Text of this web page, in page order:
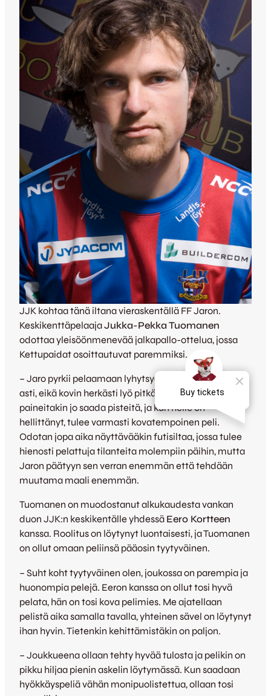
JJK kohtaa tänä iltana vieraskentällä FF Jaron.
KeskikenttäpelaajaJukka-Pekka Tuomanen
odottaa yleisöönmenevää jalkapallo-ottelua, jossa
Kettupaidat osoittautuvat paremmiksi.
– Jaro pyrkii pelaamaan lyhytsyöttöpeliä viimeiseen
asti, eikä kovin herkästi lyö pitkää. Siellä on vähän
paineitakin jo saada pisteitä, ja kun helle on
hellittänyt, tulee varmasti kovatempoinen peli.
Odotan jopa aika näyttävääkin futisiltaa, jossa tulee
hienosti pelattuja tilanteita molempiin päihin, mutta
Jaron päätyyn sen verran enemmän että tehdään
muutama maali enemmän.
Tuomanen on muodostanut alkukaudesta vankan
duon JJK:n keskikentälle yhdessä Eero Kortteen
kanssa. Roolitus on löytynyt luontaisesti, ja Tuomanen
on ollut omaan peliinsä pääosin tyytyväinen.
– Suht koht tyytyväinen olen, joukossa on parempia ja
huonompia pelejä. Eeron kanssa on ollut tosi hyvä
pelata, hän on tosi kova pelimies. Me ajatellaan
pelistä aika samalla tavalla, yhteinen sävel on löytynyt
ihan hyvin. Tietenkin kehittämistäkin on paljon.
– Joukkueena ollaan tehty hyvää tulosta ja pelikin on
pikku hiljaa pienin askelin löytymässä. Kun saadaan
hyökkäyspeliä vähän monipuolistettua, ollaan tosi